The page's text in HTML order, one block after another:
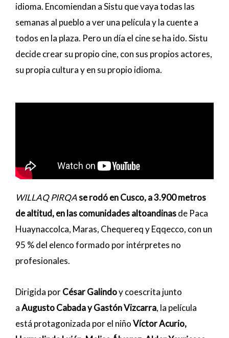
idioma. Encomiendan a Sistu que vaya todas las
semanas al pueblo a ver una película y la cuente a
todos en la plaza. Pero un día el cine se ha ido. Sistu
decide crear su propio cine, con sus propios actores,
su propia cultura y en su propio idioma.
WILLAQ PIRQAse rodó en Cusco, a 3.900 metros
de altitud, en las comunidades altoandinasde Paca
Huaynaccolca, Maras, Chequereq y Eqqecco, con un
95 % del elenco formado por intérpretes no
profesionales.
Dirigida porCésar Galindoy coescrita junto
aAugusto Cabada y Gastón Vizcarra, la película
está protagonizada por el niñoVíctor Acurio,